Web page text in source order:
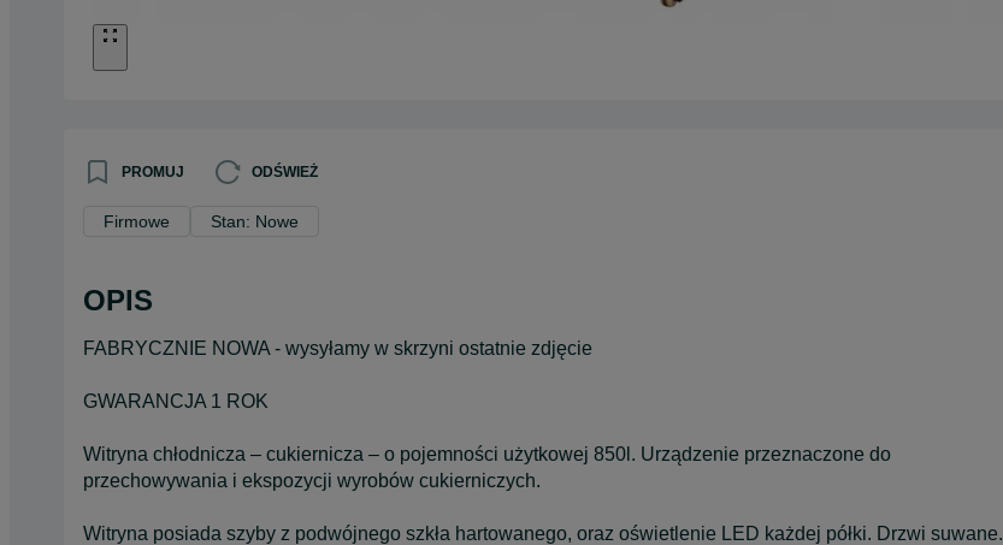
PROMUJ ODŚWIEŻ
Firmowe Stan: Nowe
OPIS
FABRYCZNIE NOWA - wysyłamy w skrzyni ostatnie zdjęcie
GWARANCJA 1 ROK
Witryna chłodnicza – cukiernicza – o pojemności użytkowej 850l. Urządzenie przeznaczone do
przechowywania i ekspozycji wyrobów cukierniczych.
Witryna posiada szyby z podwójnego szkła hartowanego, oraz oświetlenie LED każdej półki. Drzwi suwane.